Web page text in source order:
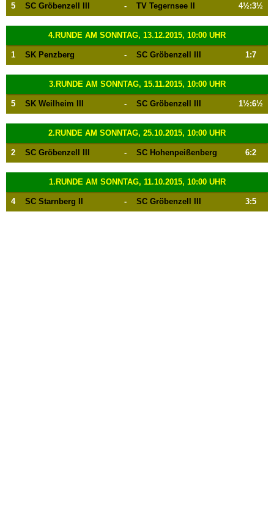
5 SC Gröbenzell III - TV Tegernsee II 4½:3½
4.RUNDE AM SONNTAG, 13.12.2015, 10:00 UHR
1 SK Penzberg - SC Gröbenzell III 1:7
3.RUNDE AM SONNTAG, 15.11.2015, 10:00 UHR
5 SK Weilheim III - SC Gröbenzell III 1½:6½
2.RUNDE AM SONNTAG, 25.10.2015, 10:00 UHR
2 SC Gröbenzell III - SC Hohenpeißenberg 6:2
1.RUNDE AM SONNTAG, 11.10.2015, 10:00 UHR
4 SC Starnberg II - SC Gröbenzell III 3:5